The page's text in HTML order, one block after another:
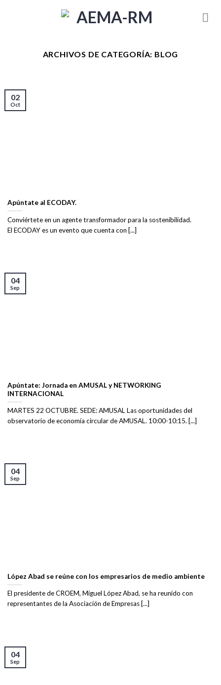
ARCHIVOS DE CATEGORÍA: BLOG
Apúntate al ECODAY.
Conviértete en un agente transformador para la sostenibilidad.
El ECODAY es un evento que cuenta con [...]
02
Oct
Apúntate: Jornada en AMUSAL y NETWORKING
INTERNACIONAL
MARTES 22 OCTUBRE. SEDE: AMUSAL Las oportunidades del
observatorio de economía circular de AMUSAL. 10:00-10:15. [...]
04
Sep
López Abad se reúne con los empresarios de medio ambiente
El presidente de CROEM, Miguel López Abad, se ha reunido con
representantes de la Asociación de Empresas [...]
04
Sep
04
Sep